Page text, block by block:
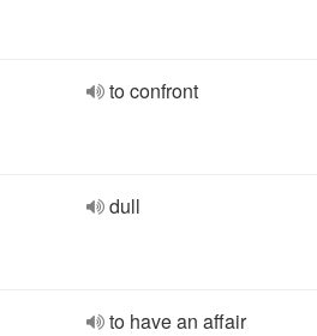
to confront
dull
to have an affair